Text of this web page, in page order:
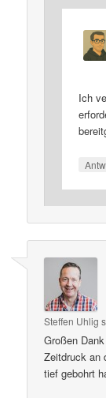
Ich
Steffen Uhlig
Großen
Zeitdruck an
tief gebohrt